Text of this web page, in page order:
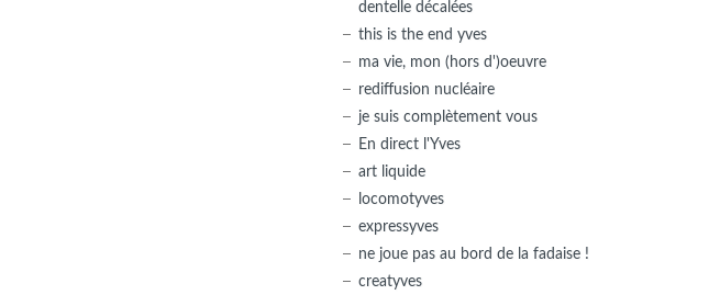
dentelle décalées
this is the end yves
ma vie, mon (hors d')oeuvre
rediffusion nucléaire
je suis complètement vous
En direct l'Yves
art liquide
locomotyves
expressyves
ne joue pas au bord de la fadaise !
creatyves